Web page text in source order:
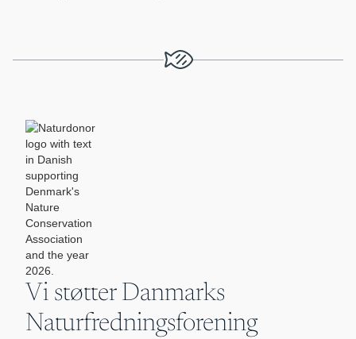
Vi støtter Danmarks
Naturfredningsforening